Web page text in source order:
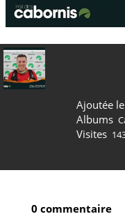
Ajoutée le
Albums
Visites
0 commentaire